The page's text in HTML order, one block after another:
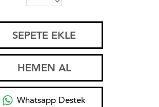
SEPETE EKLE
HEMEN AL
Whatsapp Destek